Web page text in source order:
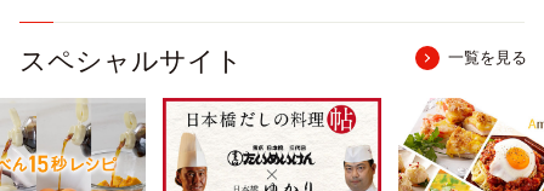
スペシャルサイト 一覧を見る